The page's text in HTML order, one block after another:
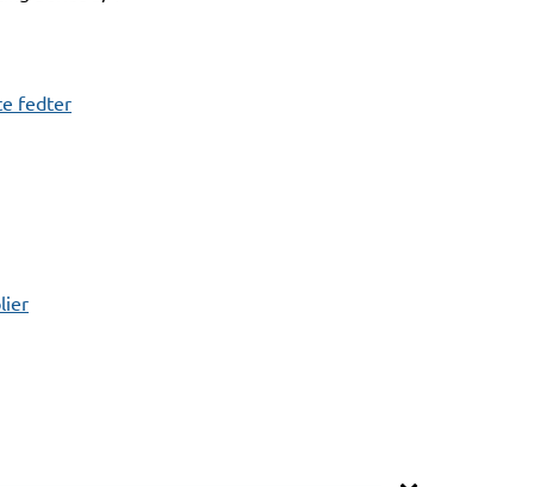
fedter